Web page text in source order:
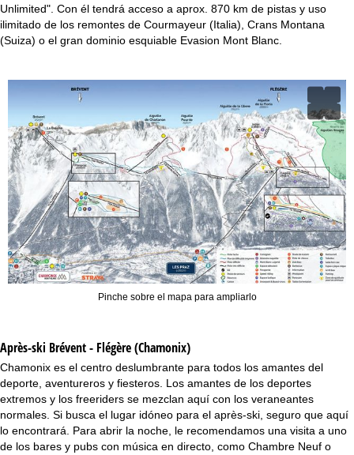
Unlimited". Con él tendrá acceso a aprox. 870 km de pistas y uso
ilimitado de los remontes de Courmayeur (Italia), Crans Montana
(Suiza) o el gran dominio esquiable Evasion Mont Blanc.
Pinche sobre el mapa para ampliarlo
Après-ski Brévent - Flégère (Chamonix)
Chamonix es el centro deslumbrante para todos los amantes del
deporte, aventureros y fiesteros. Los amantes de los deportes
extremos y los freeriders se mezclan aquí con los veraneantes
normales. Si busca el lugar idóneo para el après-ski, seguro que aquí
lo encontrará. Para abrir la noche, le recomendamos una visita a uno
de los bares y pubs con música en directo, como Chambre Neuf o